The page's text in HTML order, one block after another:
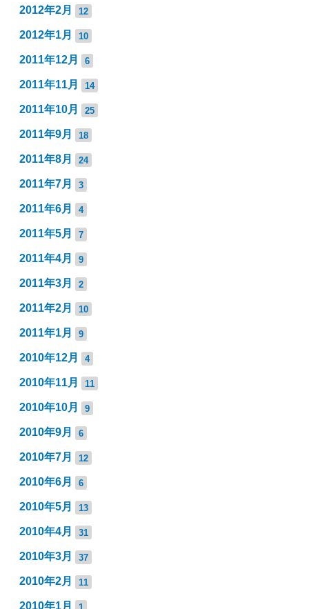
2012年2月 12
2012年1月 10
2011年12月 6
2011年11月 14
2011年10月 25
2011年9月 18
2011年8月 24
2011年7月 3
2011年6月 4
2011年5月 7
2011年4月 9
2011年3月 2
2011年2月 10
2011年1月 9
2010年12月 4
2010年11月 11
2010年10月 9
2010年9月 6
2010年7月 12
2010年6月 6
2010年5月 13
2010年4月 31
2010年3月 37
2010年2月 11
2010年1月 1